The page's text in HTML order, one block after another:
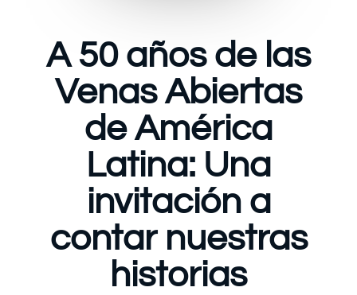
A 50 años de las
Venas Abiertas
de América
Latina: Una
invitación a
contar nuestras
historias